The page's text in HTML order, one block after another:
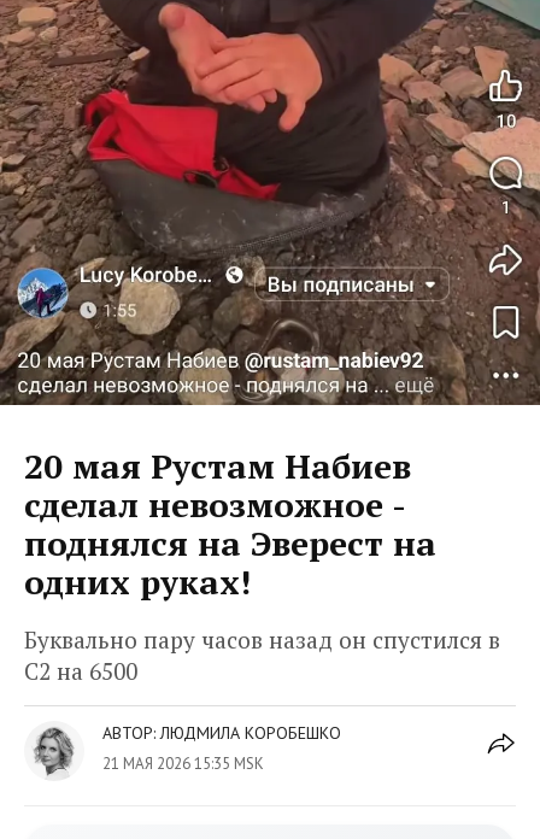
20 мая Рустам Набиев
сделал невозможное -
поднялся на Эверест на
одних руках!
Буквально пару часов назад он спустился в
С2 на 6500
АВТОР: ЛЮДМИЛА КОРОБЕШКО
21 МАЯ 2026 15:35 MSK